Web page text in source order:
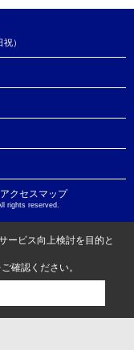
）
アクセスマップ
rights reserved.
ービス向上検討を目的と
ご確認ください。